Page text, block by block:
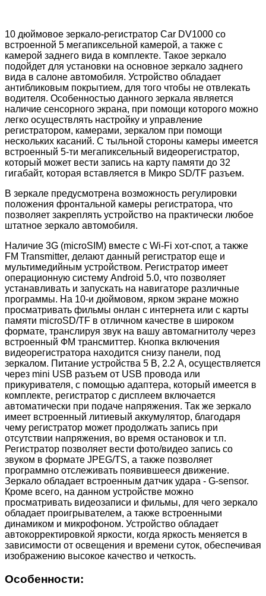
10 дюймовое зеркало-регистратор Car DV1000 со
встроенной 5 мегапиксельной камерой, а также с
камерой заднего вида в комплекте. Такое зеркало
подойдет для установки на основное зеркало заднего
вида в салоне автомобиля. Устройство обладает
антибликовым покрытием, для того чтобы не отвлекать
водителя. Особенностью данного зеркала является
наличие сенсорного экрана, при помощи которого можно
легко осуществлять настройку и управление
регистратором, камерами, зеркалом при помощи
нескольких касаний. С тыльной стороны камеры имеется
встроенный 5-ти мегапиксельный видеорегистратор,
который может вести запись на карту памяти до 32
гигабайт, которая вставляется в Микро SD/TF разъем.
В зеркале предусмотрена возможность регулировки
положения фронтальной камеры регистратора, что
позволяет закреплять устройство на практически любое
штатное зеркало автомобиля.
Наличие 3G (microSIM) вместе с Wi-Fi хот-спот, а также
FM Transmitter, делают данный регистратор еще и
мультимедийным устройством. Регистратор имеет
операционную систему Android 5.0, что позволяет
устанавливать и запускать на навигаторе различные
программы. На 10-и дюймовом, ярком экране можно
просматривать фильмы онлан с интернета или с карты
памяти microSD/TF в отличном качестве в широком
формате, транслируя звук на вашу автомагнитолу через
встроенный ФМ трансмиттер. Кнопка включения
видеорегистратора находится снизу панели, под
зеркалом. Питание устройства 5 В, 2.2 А, осуществляется
через mini USB разъем от USB провода или
прикуривателя, с помощью адаптера, который имеется в
комплекте, регистратор с дисплеем включается
автоматически при подаче напряжения. Так же зеркало
имеет встроенный литиевый аккумулятор, благодаря
чему регистратор может продолжать запись при
отсутствии напряжения, во время остановок и т.п.
Регистратор позволяет вести фото/видео запись со
звуком в формате JPEG/TS, а также позволяет
программно отслеживать появившееся движение.
Зеркало обладает встроенным датчик удара - G-sensor.
Кроме всего, на данном устройстве можно
просматривать видеозаписи и фильмы, для чего зеркало
обладает проигрывателем, а также встроенными
динамиком и микрофоном. Устройство обладает
автокорректировкой яркости, когда яркость меняется в
зависимости от освещения и времени суток, обеспечивая
изображению высокое качество и четкость.
Особенности: